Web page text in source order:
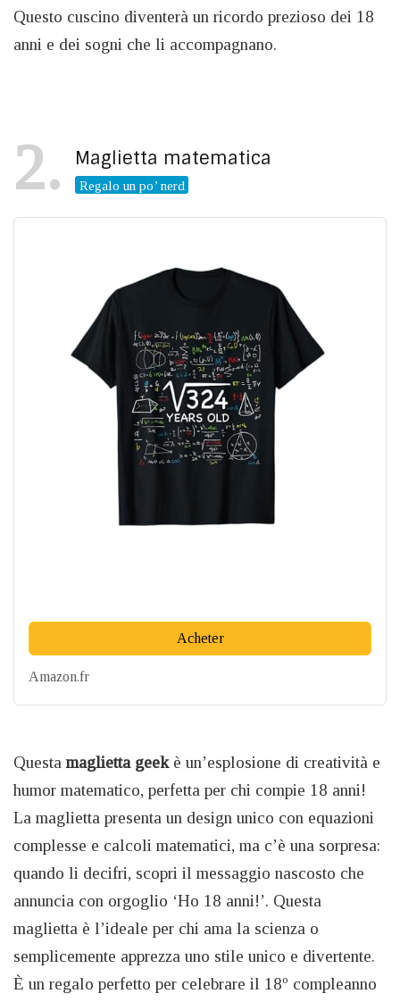
Questo cuscino diventerà un ricordo prezioso dei 18
anni e dei sogni che li accompagnano.
2 Maglietta matematica
Regalo un po’ nerd
Acheter
Amazon.fr
Questa maglietta geekè un’esplosione di creatività e
humor matematico, perfetta per chi compie 18 anni!
La maglietta presenta un design unico con equazioni
complesse e calcoli matematici, ma c’è una sorpresa:
quando li decifri, scopri il messaggio nascosto che
annuncia con orgoglio ‘Ho 18 anni!’. Questa
maglietta è l’ideale per chi ama la scienza o
semplicemente apprezza uno stile unico e divertente.
È un regalo perfetto per celebrare il 18º compleanno